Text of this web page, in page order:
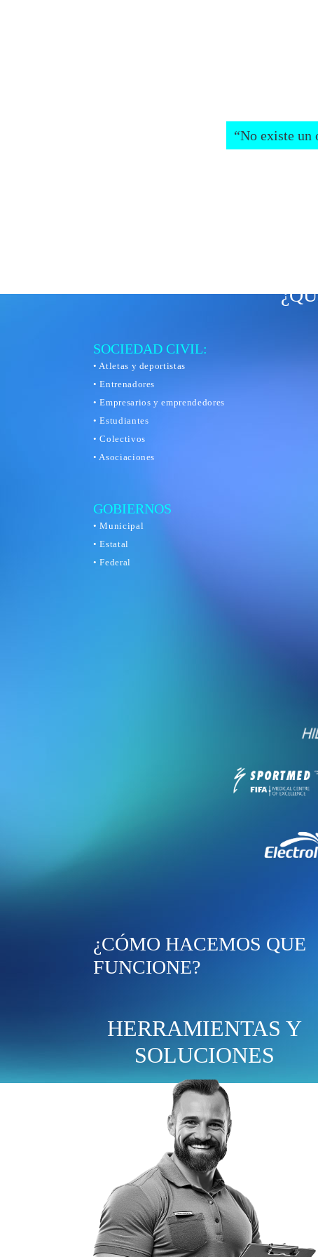
“No existe un
SOCIEDAD CIVIL:
• Atletas y deportistas
• Entrenadores
• Empresarios y emprendedores
• Estudiantes
• Colectivos
• Asociaciones
GOBIERNOS
• Municipal
• Estatal
• Federal
¿CÓMO HACEMOS QUE
FUNCIONE?
HERRAMIENTAS Y
SOLUCIONES